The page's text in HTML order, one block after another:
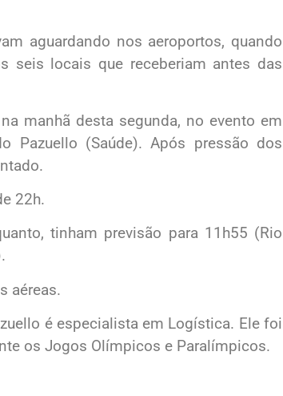
aguardando nos aeroportos, quando
seis locais que receberiam antes das
manhã desta segunda, no evento em
Pazuello (Saúde). Após pressão dos
22h.
tinham previsão para 11h55 (Rio
aéreas.
é especialista em Logística. Ele foi
os Jogos Olímpicos e Paralímpicos.